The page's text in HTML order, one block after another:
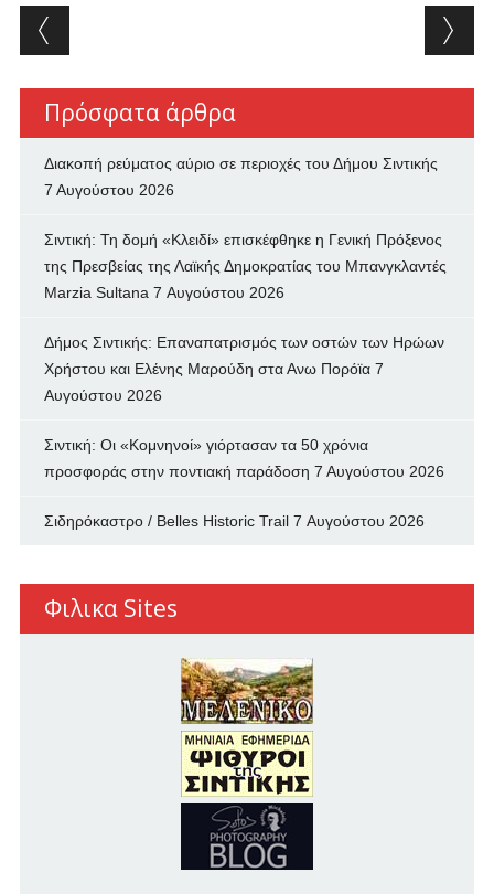
Post navigation
Πρόσφατα άρθρα
Διακοπή ρεύματος αύριο σε περιοχές του Δήμου Σιντικής
7 Αυγούστου 2026
Σιντική: Τη δομή «Κλειδί» επισκέφθηκε η Γενική Πρόξενος
της Πρεσβείας της Λαϊκής Δημοκρατίας του Μπανγκλαντές
Marzia Sultana 7 Αυγούστου 2026
Δήμος Σιντικής: Επαναπατρισμός των oστών των Ηρώων
Χρήστου και Ελένης Μαρούδη στα Ανω Πορόϊα 7
Αυγούστου 2026
Σιντική: Οι «Κομνηνοί» γιόρτασαν τα 50 χρόνια
προσφοράς στην ποντιακή παράδοση 7 Αυγούστου 2026
Σιδηρόκαστρο / Belles Historic Trail 7 Αυγούστου 2026
Φιλικα Sites